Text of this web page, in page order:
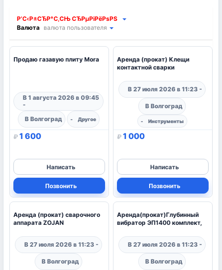
Выбрать регион
Валюта валюта пользователя
В 1 августа 2026 в 09:45
В Волгоград
Продаю газавую плиту Mora
₽ 1 600
Написать
В 27 июля 2026 в 11:23
В Волгоград
Аренда (прокат) Клещи
контактной сварки
₽ 1 000
Написать